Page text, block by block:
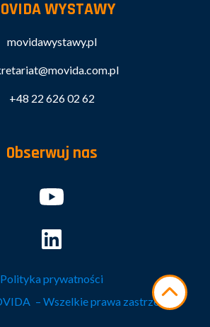
WYSTAWY
movidawystawy.pl
+48 22 626 02 62
Obserwuj nas
Polityka prywatności
– Wszelkie prawa zastrzeżone